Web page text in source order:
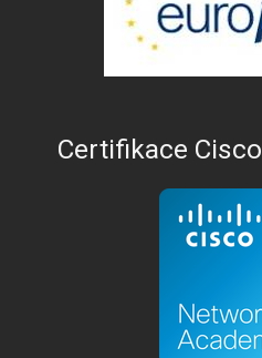
Certifikace Cisco